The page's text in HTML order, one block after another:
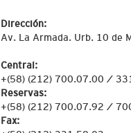
Dirección:
Av. La Armada. Urb. 10 de
Central:
+(58) (212) 700.07.00 /
Reservas:
+(58) (212) 700.07.92 /
Fax: